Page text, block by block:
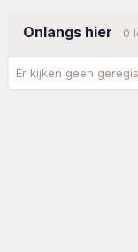
Onlangs hier 0
Er kijken geen